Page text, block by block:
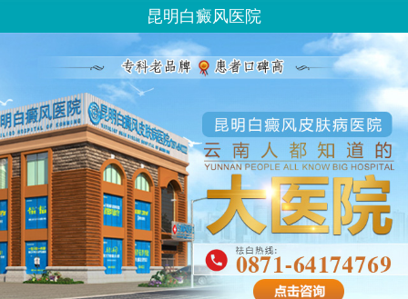
昆明白癜风医院